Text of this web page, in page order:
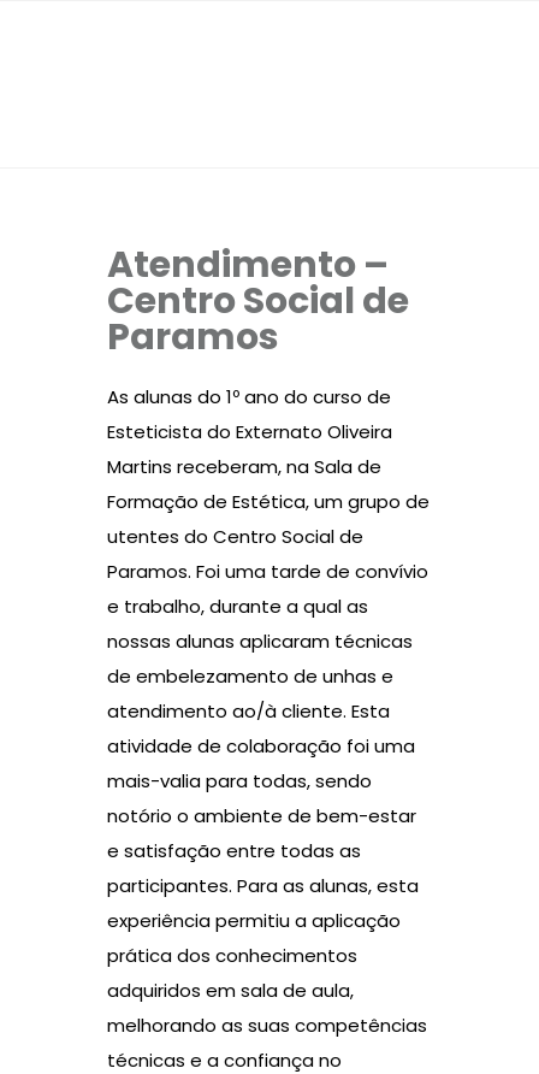
Atendimento –
Centro Social de
Paramos
As alunas do 1º ano do curso de
Esteticista do Externato Oliveira
Martins receberam, na Sala de
Formação de Estética, um grupo de
utentes do Centro Social de
Paramos. Foi uma tarde de convívio
e trabalho, durante a qual as
nossas alunas aplicaram técnicas
de embelezamento de unhas e
atendimento ao/à cliente. Esta
atividade de colaboração foi uma
mais-valia para todas, sendo
notório o ambiente de bem-estar
e satisfação entre todas as
participantes. Para as alunas, esta
experiência permitiu a aplicação
prática dos conhecimentos
adquiridos em sala de aula,
melhorando as suas competências
técnicas e a confiança no